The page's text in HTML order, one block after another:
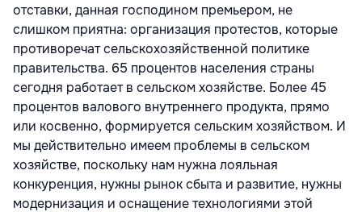
отставки, данная господином премьером, не
слишком приятна: организация протестов, которые
противоречат сельскохозяйственной политике
правительства. 65 процентов населения страны
сегодня работает в сельском хозяйстве. Более 45
процентов валового внутреннего продукта, прямо
или косвенно, формируется сельским хозяйством. И
мы действительно имеем проблемы в сельском
хозяйстве, поскольку нам нужна лояльная
конкуренция, нужны рынок сбыта и развитие, нужны
модернизация и оснащение технологиями этой